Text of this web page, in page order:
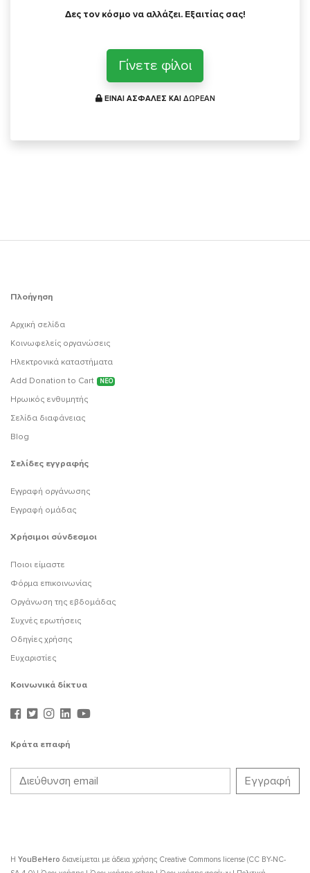
Δες τον κόσμο να αλλάζει. Εξαιτίας σας!
Γίνετε φίλοι
ΕΙΝΑΙ ΑΣΦΑΛΕΣ ΚΑΙ ΔΩΡΕΑΝ
Πλοήγηση
Αρχική σελίδα
Κοινωφελείς οργανώσεις
Ηλεκτρονικά καταστήματα
Add Donation to Cart
ΝΕΟ
Ηρωικός ενθυμητής
Σελίδα διαφάνειας
Blog
Σελίδες εγγραφής
Εγγραφή οργάνωσης
Εγγραφή ομάδας
Χρήσιμοι σύνδεσμοι
Ποιοι είμαστε
Φόρμα επικοινωνίας
Οργάνωση της εβδομάδας
Συχνές ερωτήσεις
Οδηγίες χρήσης
Ευχαριστίες
Κοινωνικά δίκτυα
Κράτα επαφή
Η YouBeHero διανείμεται με άδεια χρήσης Creative Commons license (CC BY-NC-